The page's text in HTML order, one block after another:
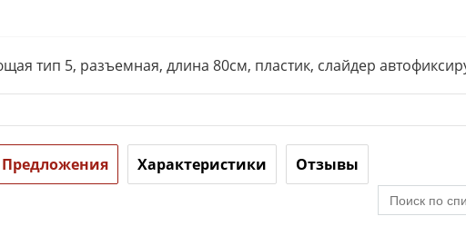
тип 5, разъемная, длина 80см, пластик, слайдер
Предложения Характеристики Отзывы